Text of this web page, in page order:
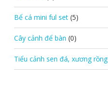
Bể cá mini ful set (5)
Cây cảnh để bàn (0)
Tiểu cảnh sen đá, xương rồng